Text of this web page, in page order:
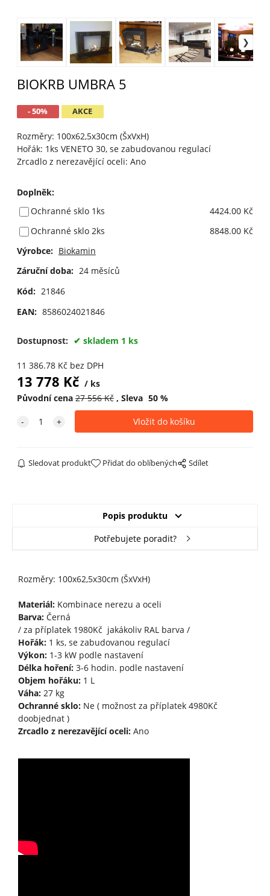
BIOKRB UMBRA 5
- 50% AKCE
Rozměry: 100x62,5x30cm (ŠxVxH)
Hořák: 1ks VENETO 30, se zabudovanou regulací
Zrcadlo z nerezavějící oceli: Ano
Doplněk:
Ochranné sklo 1ks
4424.00 Kč
Ochranné sklo 2ks
8848.00 Kč
Výrobce: Biokamin
Záruční doba: 24 měsíců
Kód: 21846
EAN: 8586024021846
Dostupnost: skladem 1 ks
11 386.78Kč bez DPH
13 778 Kč
ks
Původní cena 27 556Kč Sleva 50%
Sledovat produkt Přidat do oblíbených Sdílet
Popis produktu
Potřebujete poradit?
Rozměry: 100x62,5x30cm (ŠxVxH)
Materiál:Kombinace nerezu a oceli
Barva:Černá
/ za příplatek 1980Kč jakákoliv RAL barva /
Hořák:1 ks, se zabudovanou regulací
Výkon:1-3 kW podle nastavení
Délka hoření:3-6 hodin. podle nastavení
Objem hořáku:1 L
Váha:27 kg
Ochranné sklo:Ne ( možnost za příplatek 4980Kč
doobjednat )
Zrcadlo z nerezavějící oceli:Ano